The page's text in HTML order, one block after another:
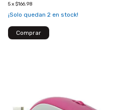
5x $166.98
¡Solo quedan 2 en stock!